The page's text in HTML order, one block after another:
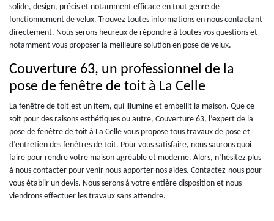
solide, design, précis et notamment efficace en tout genre de
fonctionnement de velux. Trouvez toutes informations en nous contactant
directement. Nous serons heureux de répondre à toutes vos questions et
notamment vous proposer la meilleure solution en pose de velux.
Couverture 63, un professionnel de la
pose de fenêtre de toit à La Celle
La fenêtre de toit est un item, qui illumine et embellit la maison. Que ce
soit pour des raisons esthétiques ou autre, Couverture 63, l’expert de la
pose de fenêtre de toit à La Celle vous propose tous travaux de pose et
d’entretien des fenêtres de toit. Pour vous satisfaire, nous saurons quoi
faire pour rendre votre maison agréable et moderne. Alors, n’hésitez plus
à nous contacter pour venir nous apporter nos aides. Contactez-nous pour
vous établir un devis. Nous serons à votre entière disposition et nous
viendrons effectuer les travaux sans attendre.